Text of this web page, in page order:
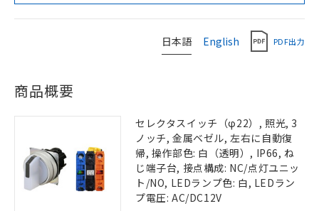
日本語 English PDF出力
商品概要
セレクタスイッチ（φ22）, 照光, 3
ノッチ, 金属ベゼル, 左右に自動復
帰, 操作部色: 白（透明）, IP66, ね
じ端子台, 接点構成: NC/点灯ユニッ
ト/NO, LEDランプ色: 白, LEDラン
プ電圧: AC/DC12V